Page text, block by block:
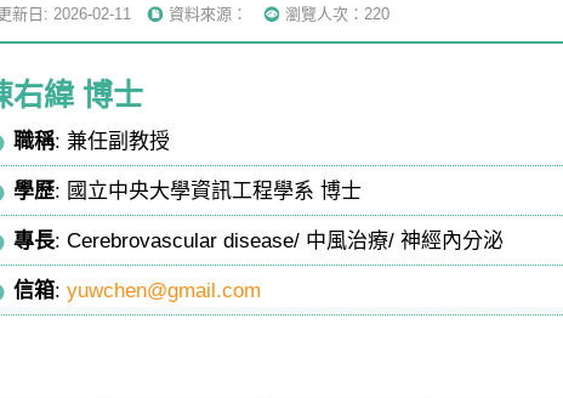
新日: 2026-02-11 資料來源： 瀏覽人次：220
右緯 博士
職稱: 兼任副教授
學歷: 國立中央大學資訊工程學系 博士
專長: Cerebrovascular disease/ 中風治療/ 神經內分泌
信箱: yuwchen@gmail.com